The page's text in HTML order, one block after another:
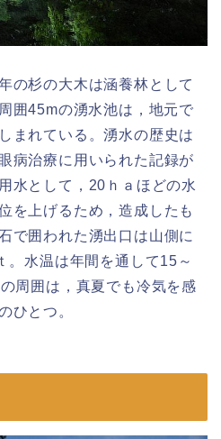
の杉の大木は涵養林として
囲45mの湧水池は，地元で
まれている。湧水の歴史は
病治療に用いられた記録が
水として，20ｈａほどの水
を上げるため，造成したも
で囲われた湧出口は山側に
。水温は年間を通して15～
周囲は，真夏でも冷気を感
ひとつ。